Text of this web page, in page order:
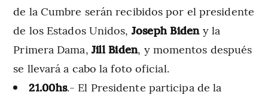
de la Cumbre serán recibidos por el presidente
de los Estados Unidos, Joseph Bideny la
Primera Dama, Jill Biden, y momentos después
se llevará a cabo la foto oficial.
21.00hs.- El Presidente participa de la